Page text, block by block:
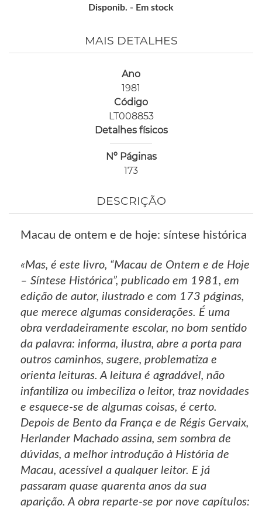
Disponib. - Em stock
MAIS DETALHES
Ano
1981
Código
LT008853
Detalhes físicos
Nº Páginas
173
DESCRIÇÃO
Macau de ontem e de hoje: síntese histórica
«Mas, é este livro, “Macau de Ontem e de Hoje
– Síntese Histórica”, publicado em 1981, em
edição de autor, ilustrado e com 173 páginas,
que merece algumas considerações. É uma
obra verdadeiramente escolar, no bom sentido
da palavra: informa, ilustra, abre a porta para
outros caminhos, sugere, problematiza e
orienta leituras. A leitura é agradável, não
infantiliza ou imbeciliza o leitor, traz novidades
e esquece-se de algumas coisas, é certo.
Depois de Bento da França e de Régis Gervaix,
Herlander Machado assina, sem sombra de
dúvidas, a melhor introdução à História de
Macau, acessível a qualquer leitor. E já
passaram quase quarenta anos da sua
aparição. A obra reparte-se por nove capítulos: